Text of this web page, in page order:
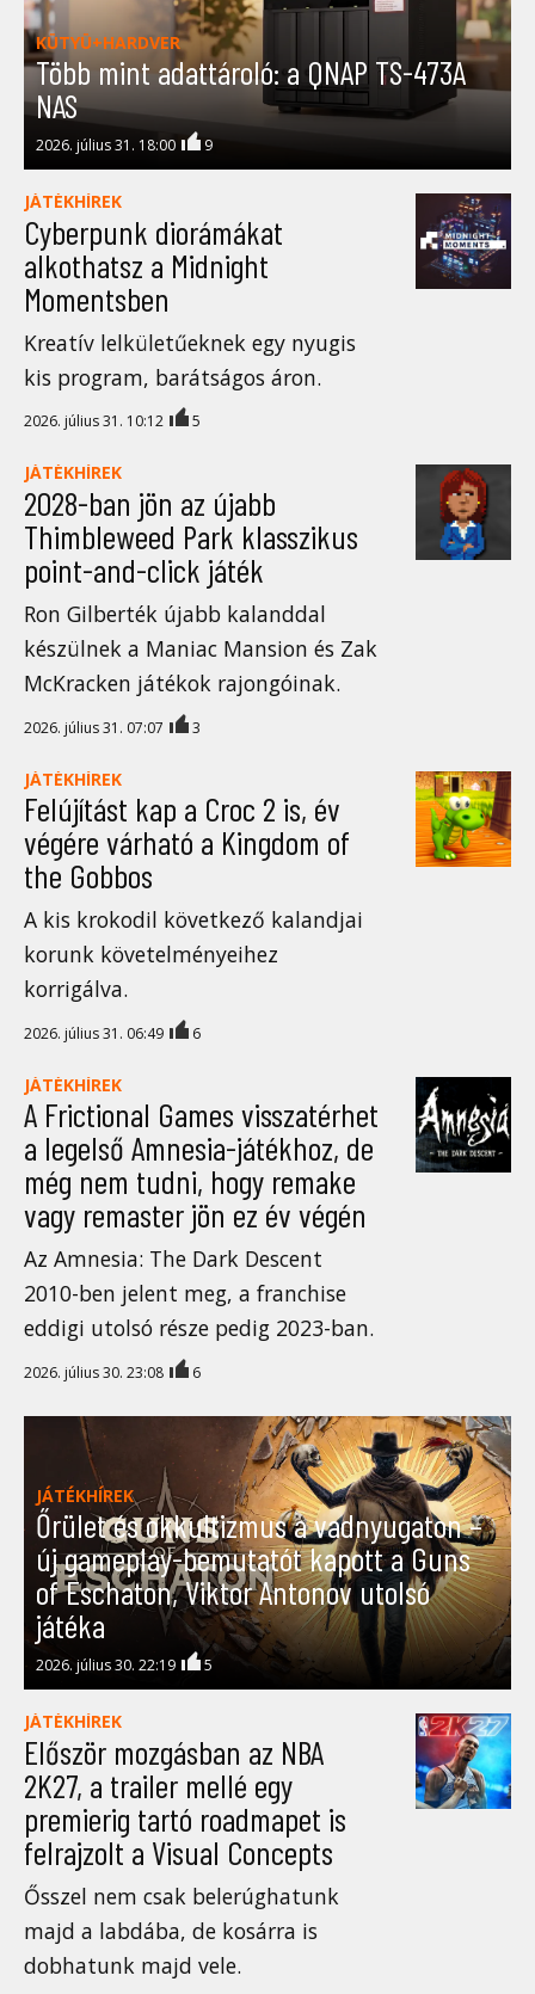
KÜTYÜ+HARDVER
Több mint adattároló: a QNAP TS-473A
NAS
2026. július 31. 18:00 9
JÁTÉKHÍREK
Cyberpunk diorámákat
alkothatsz a Midnight
Momentsben
Kreatív lelkületűeknek egy nyugis
kis program, barátságos áron.
2026. július 31. 10:12 5
JÁTÉKHÍREK
2028-ban jön az újabb
Thimbleweed Park klasszikus
point-and-click játék
Ron Gilberték újabb kalanddal
készülnek a Maniac Mansion és Zak
McKracken játékok rajongóinak.
2026. július 31. 07:07 3
JÁTÉKHÍREK
Felújítást kap a Croc 2 is, év
végére várható a Kingdom of
the Gobbos
A kis krokodil következő kalandjai
korunk követelményeihez
korrigálva.
2026. július 31. 06:49 6
JÁTÉKHÍREK
A Frictional Games visszatérhet
a legelső Amnesia-játékhoz, de
még nem tudni, hogy remake
vagy remaster jön ez év végén
Az Amnesia: The Dark Descent
2010-ben jelent meg, a franchise
eddigi utolsó része pedig 2023-ban.
2026. július 30. 23:08 6
JÁTÉKHÍREK
Őrület és okkultizmus a vadnyugaton –
új gameplay-bemutatót kapott a Guns
of Eschaton, Viktor Antonov utolsó
játéka
2026. július 30. 22:19 5
JÁTÉKHÍREK
Először mozgásban az NBA
2K27, a trailer mellé egy
premierig tartó roadmapet is
felrajzolt a Visual Concepts
Ősszel nem csak belerúghatunk
majd a labdába, de kosárra is
dobhatunk majd vele.